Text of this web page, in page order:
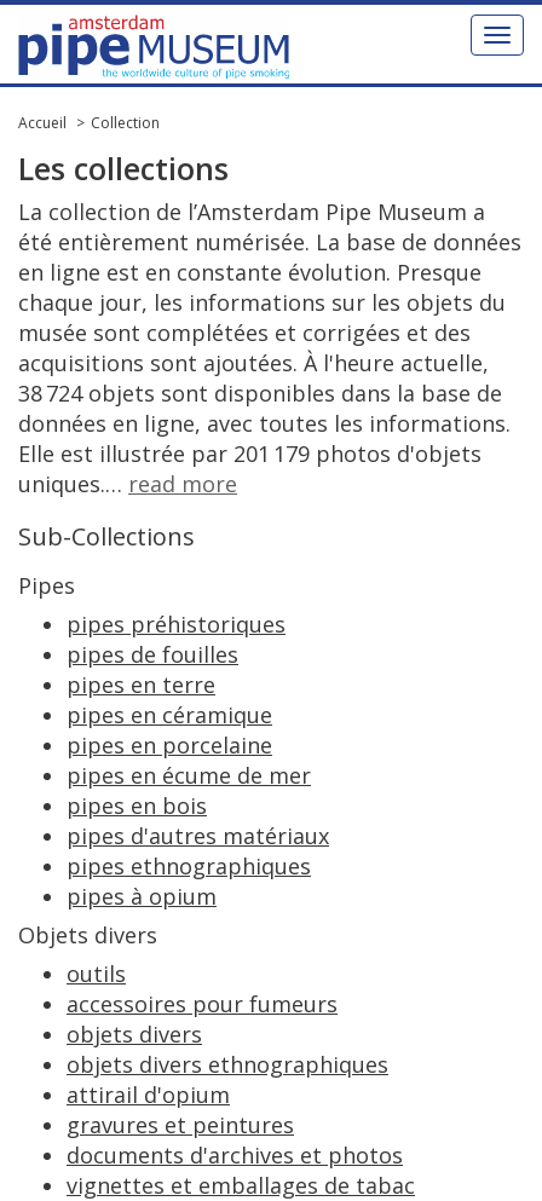
Toggle
Accueil Collection
Les collections
La collection de l’Amsterdam Pipe Museum a
été entièrement numérisée. La base de données
en ligne est en constante évolution. Presque
chaque jour, les informations sur les objets du
musée sont complétées et corrigées et des
acquisitions sont ajoutées. À l'heure actuelle,
38724 objets sont disponibles dans la base de
données en ligne, avec toutes les informations.
Elle est illustrée par 201 179 photos d'objets
uniques.… read more
Sub-Collections
Pipes
pipes préhistoriques
pipes de fouilles
pipes en terre
pipes en céramique
pipes en porcelaine
pipes en écume de mer
pipes en bois
pipes d'autres matériaux
pipes ethnographiques
pipes à opium
Objets divers
outils
accessoires pour fumeurs
objets divers
objets divers ethnographiques
attirail d'opium
gravures et peintures
documents d'archives et photos
vignettes et emballages de tabac